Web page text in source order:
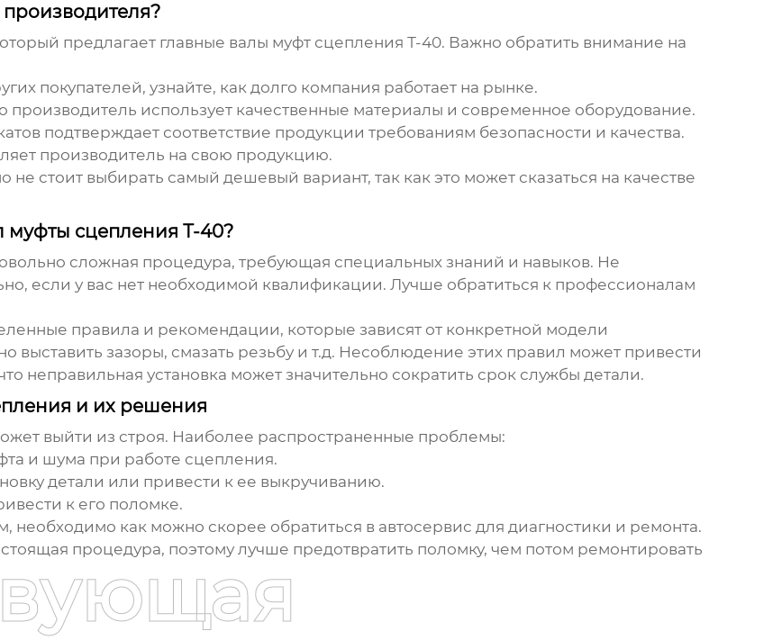
предлагает главные валы муфт сцепления Т-40. Важно обратить внимание на
покупателей, узнайте, как долго компания работает на рынке.
производитель использует качественные материалы и современное оборудование.
подтверждает соответствие продукции требованиям безопасности и качества.
производитель на свою продукцию.
стоит выбирать самый дешевый вариант, так как это может сказаться на качестве
муфты сцепления Т-40?
сложная процедура, требующая специальных знаний и навыков. Не
если у вас нет необходимой квалификации. Лучше обратиться к профессионалам
правила и рекомендации, которые зависят от конкретной модели
зазоры, смазать резьбу и т.д. Несоблюдение этих правил может привести
неправильная установка может значительно сократить срок службы детали.
и их решения
выйти из строя. Наиболее распространенные проблемы:
и шума при работе сцепления.
детали или привести к ее выкручиванию.
к его поломке.
необходимо как можно скорее обратиться в автосервис для диагностики и ремонта.
процедура, поэтому лучше предотвратить поломку, чем потом ремонтировать